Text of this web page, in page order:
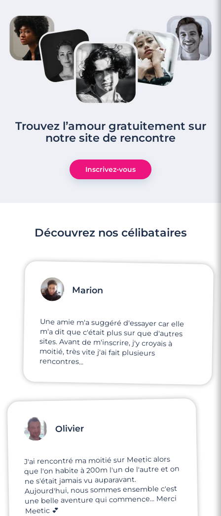
Trouvez l’amour gratuitement sur
notre site de rencontre
Inscrivez-vous
Découvrez nos célibataires
Marion
Une amie m'a suggéré d'essayer car elle
m'a dit que c'était plus sur que d'autres
sites. Avant de m'inscrire, j'y croyais à
moitié, très vite j'ai fait plusieurs
rencontres...
Olivier
J'ai rencontré ma moitié sur Meetic alors
que l'on habite à 200m l'un de l'autre et on
ne s'était jamais vu auparavant.
Aujourd'hui, nous sommes ensemble c'est
une belle aventure qui commence... Merci
Meetic 💕